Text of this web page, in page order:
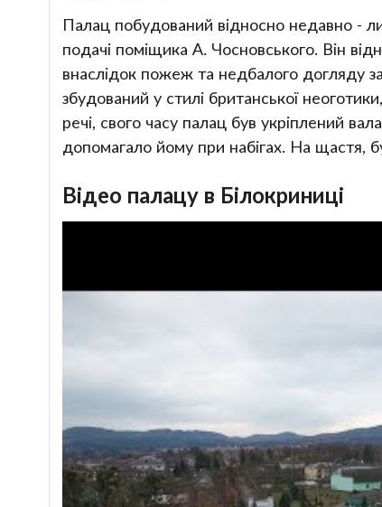
Палац побудований відносно недавно -
подачі поміщика А. Чосновського. Він
внаслідок пожеж та недбалого догляду
збудований у стилі британської
речі, свого часу палац був укріплений
допомагало йому при набігах. На щастя,
Відео палацу в Білокриниці